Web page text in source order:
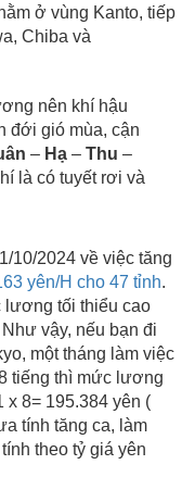
ở vùng Kanto, tiếp
Chiba và
nên khí hậu
đới gió mùa, cận
– Hạ – Thu –
là có tuyết rơi và
10/2024 về việc tăng
yên/H cho 47 tỉnh.
lương tối thiểu cao
vậy, nếu bạn đi
một tháng làm việc
tiếng thì mức lương
x 8= 195.384 yên (
tính tăng ca, làm
theo tỷ giá yên